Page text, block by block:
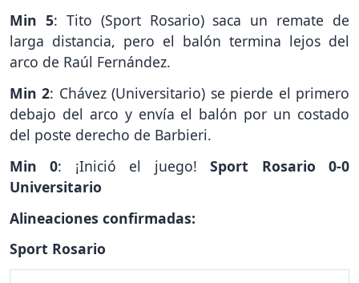
Min 5: Tito (Sport Rosario) saca un remate de
larga distancia, pero el balón termina lejos del
arco de Raúl Fernández.
Min 2: Chávez (Universitario) se pierde el primero
debajo del arco y envía el balón por un costado
del poste derecho de Barbieri.
Min 0: ¡Inició el juego!Sport Rosario 0-0
Universitario
Alineaciones confirmadas:
Sport Rosario